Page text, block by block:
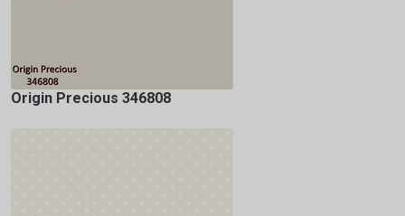
Origin Precious 346808